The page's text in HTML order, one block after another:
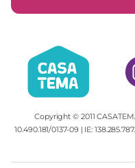
Copyright © 2011
10.490.181/0137-09 | IE: